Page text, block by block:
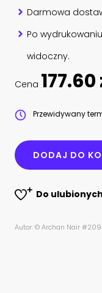
Darmowa
Po
widoczny.
Cena 177.60
Przewidywany
DODAJ DO
Do ulubionych
Autor: © Archan Nair